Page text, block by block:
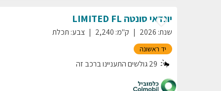
יונדאיסונטה LIMITED FL
שנת:
2026 ק"מ:
2,240 צבע: תכלת
יד ראשונה
29גולשים התעניינו ברכב זה